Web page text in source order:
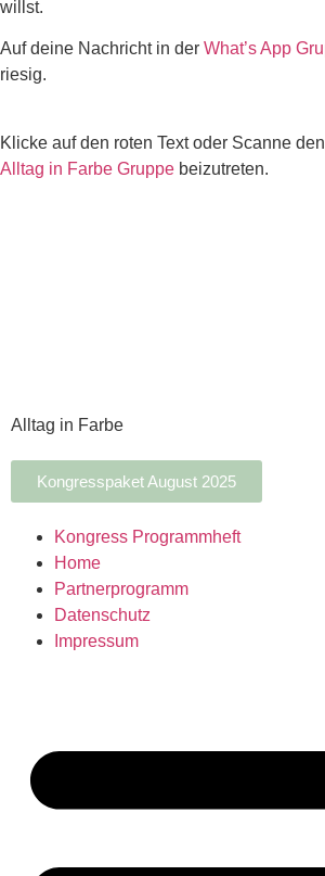
willst.
Auf deine Nachricht in der What’s App
riesig.
Klicke auf den roten Text oder Scanne
Alltag in Farbe Gruppe beizutreten.
Alltag in Farbe
Kongresspaket August 2025
Kongress Programmheft
Home
Partnerprogramm
Datenschutz
Impressum